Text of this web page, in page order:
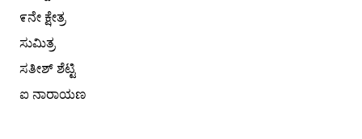
೯ನೇ ಕ್ಷೇತ್ರ
ಸುಮಿತ್ರ
ಸತೀಶ್ ಶೆಟ್ಟಿ
ಐ ನಾರಾಯಣ